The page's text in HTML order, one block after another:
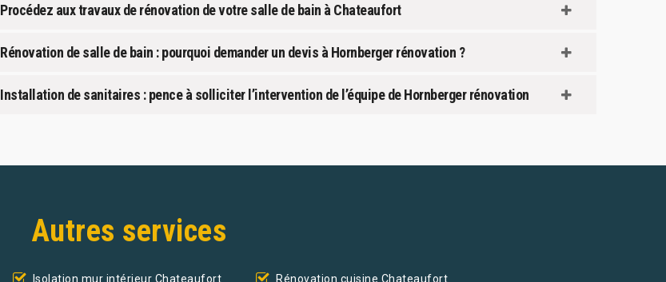
Procédez aux travaux de rénovation de votre salle de bain à Chateaufort
Rénovation de salle de bain : pourquoi demander un devis à Hornberger rénovation ?
Installation de sanitaires : pence à solliciter l’intervention de l’équipe de Hornberger rénovation
Autres services
Isolation mur intérieur Chateaufort Rénovation cuisine Chateaufort